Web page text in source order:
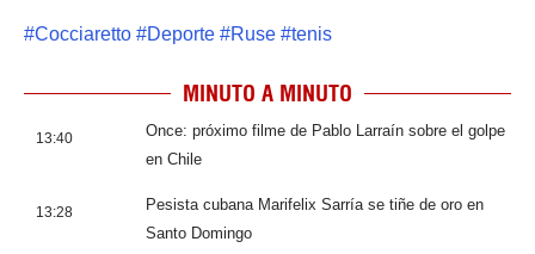
#Cocciaretto #Deporte #Ruse #tenis
MINUTO A MINUTO
13:40
Once: próximo filme de Pablo Larraín sobre el golpe
en Chile
13:28
Pesista cubana Marifelix Sarría se tiñe de oro en
Santo Domingo